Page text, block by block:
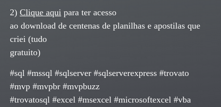
2) Clique aqui para ter acesso
ao download de centenas de planilhas e apostilas que
criei (tudo
gratuito)
#sql #mssql #sqlserver #sqlserverexpress #trovato
#mvp #mvpbr #mvpbuzz
#trovatosql #excel #msexcel #microsoftexcel #vba